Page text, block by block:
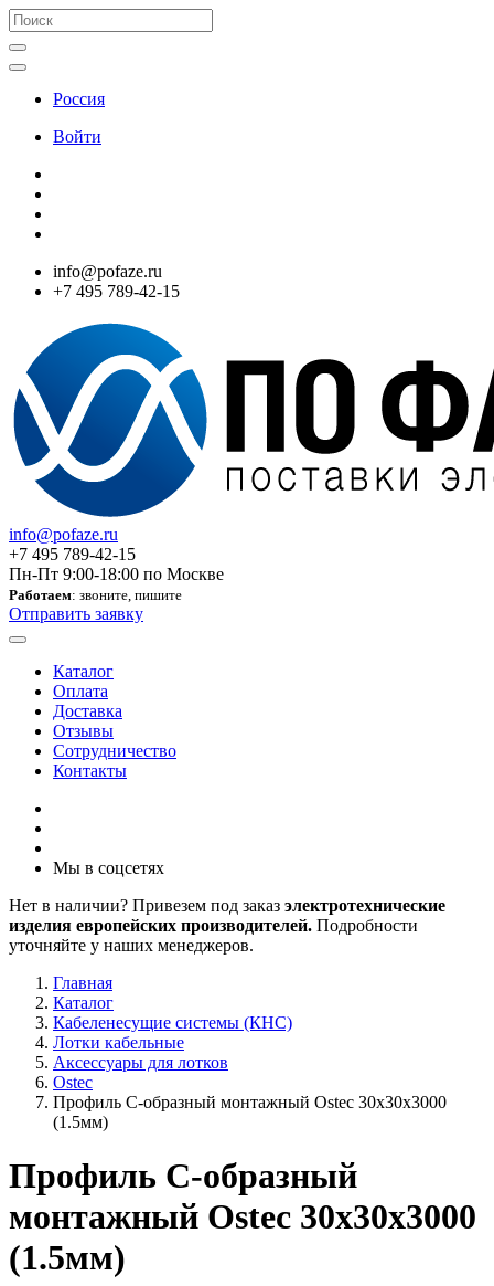
Россия
Войти
info@pofaze.ru
+7 495 789-42-15
info@pofaze.ru
+7 495 789-42-15
Пн-Пт 9:00-18:00 по Москве
Работаем: звоните, пишите
Отправить заявку
Каталог
Оплата
Доставка
Отзывы
Сотрудничество
Контакты
Мы в соцсетях
Нет в наличии? Привезем под заказ электротехнические
изделия европейских производителей. Подробности
уточняйте у наших менеджеров.
Главная
Каталог
Кабеленесущие системы (КНС)
Лотки кабельные
Аксессуары для лотков
Ostec
Профиль С-образный монтажный Ostec 30х30х3000
(1.5мм)
Профиль С-образный
монтажный Ostec 30х30х3000
(1.5мм)